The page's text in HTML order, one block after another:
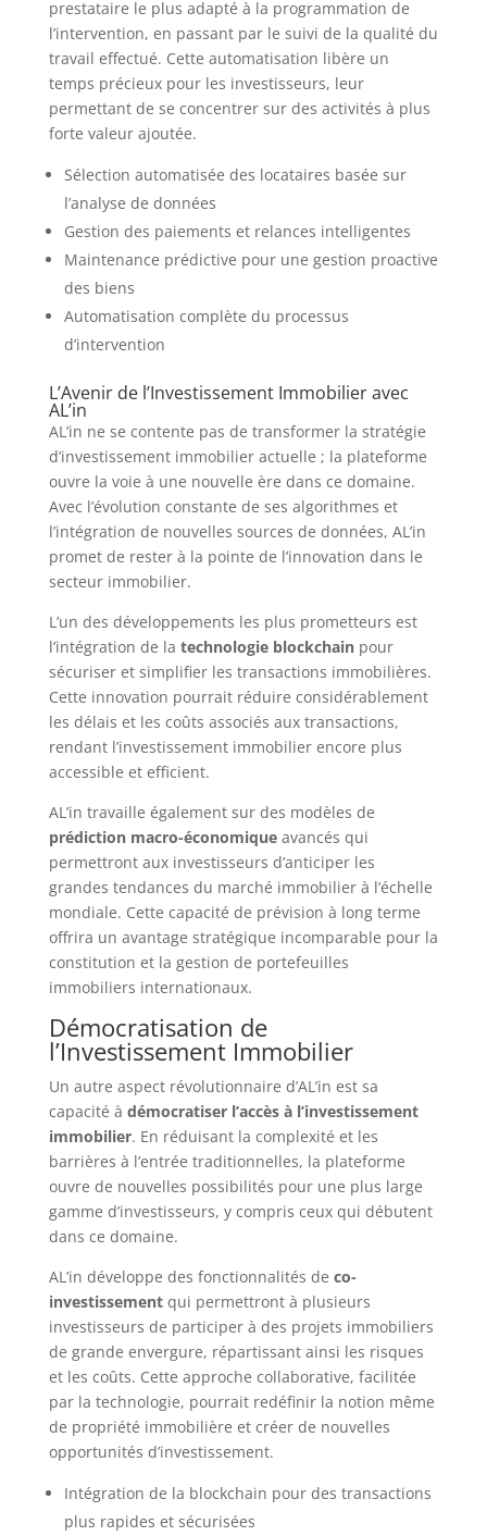
prestataire le plus adapté à la programmation de
l’intervention, en passant par le suivi de la qualité du
travail effectué. Cette automatisation libère un
temps précieux pour les investisseurs, leur
permettant de se concentrer sur des activités à plus
forte valeur ajoutée.
Sélection automatisée des locataires basée sur
l’analyse de données
Gestion des paiements et relances intelligentes
Maintenance prédictive pour une gestion proactive
des biens
Automatisation complète du processus
d’intervention
L’Avenir de l’Investissement Immobilier avec
AL’in
AL’in ne se contente pas de transformer la stratégie
d’investissement immobilier actuelle ; la plateforme
ouvre la voie à une nouvelle ère dans ce domaine.
Avec l’évolution constante de ses algorithmes et
l’intégration de nouvelles sources de données, AL’in
promet de rester à la pointe de l’innovation dans le
secteur immobilier.
L’un des développements les plus prometteurs est
l’intégration de la technologie blockchainpour
sécuriser et simplifier les transactions immobilières.
Cette innovation pourrait réduire considérablement
les délais et les coûts associés aux transactions,
rendant l’investissement immobilier encore plus
accessible et efficient.
AL’in travaille également sur des modèles de
prédiction macro-économiqueavancés qui
permettront aux investisseurs d’anticiper les
grandes tendances du marché immobilier à l’échelle
mondiale. Cette capacité de prévision à long terme
offrira un avantage stratégique incomparable pour la
constitution et la gestion de portefeuilles
immobiliers internationaux.
Démocratisation de
l’Investissement Immobilier
Un autre aspect révolutionnaire d’AL’in est sa
capacité à démocratiser l’accès à l’investissement
immobilier. En réduisant la complexité et les
barrières à l’entrée traditionnelles, la plateforme
ouvre de nouvelles possibilités pour une plus large
gamme d’investisseurs, y compris ceux qui débutent
dans ce domaine.
AL’in développe des fonctionnalités de co-
investissementqui permettront à plusieurs
investisseurs de participer à des projets immobiliers
de grande envergure, répartissant ainsi les risques
et les coûts. Cette approche collaborative, facilitée
par la technologie, pourrait redéfinir la notion même
de propriété immobilière et créer de nouvelles
opportunités d’investissement.
Intégration de la blockchain pour des transactions
plus rapides et sécurisées